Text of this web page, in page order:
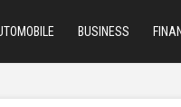
BUSINESS